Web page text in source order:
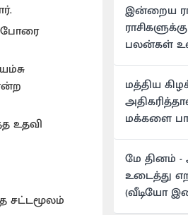
போரை
உதவி
சட்டமூலம்
இன்றைய
பலன்கள்
மத்திய
மக்களை
மே தினம் -
உடைத்து
(வீடியோ